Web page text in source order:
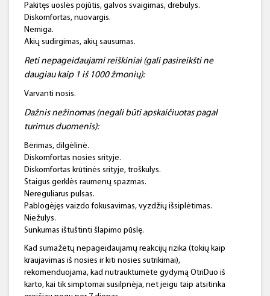
Pakitęs uoslės pojūtis, galvos svaigimas, drebulys.
Diskomfortas, nuovargis.
Nemiga.
Akių sudirgimas, akių sausumas.
Reti nepageidaujami reiškiniai (gali pasireikštine
daugiau kaip 1 iš 1000 žmonių):
Varvanti nosis.
Dažnis nežinomas (negali būtiapskaičiuotaspagal
turimus duomenis):
Bėrimas, dilgėlinė.
Diskomfortas nosies srityje.
Diskomfortas krūtinės srityje, troškulys.
Staigus gerklės raumenų spazmas.
Nereguliarus pulsas.
Pablogėjęs vaizdo fokusavimas, vyzdžių išsiplėtimas.
Niežulys.
Sunkumas ištuštinti šlapimo pūslę.
Kad sumažėtų nepageidaujamų reakcijų rizika (tokių kaip
kraujavimas iš nosies ir kiti nosies sutrikimai),
rekomenduojama, kad nutrauktumėte gydymą OtriDuo iš
karto, kai tik simptomai susilpnėja, net jeigu taip atsitinka